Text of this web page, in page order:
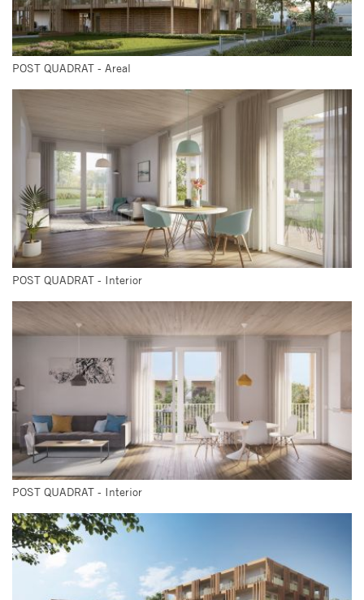
POST QUADRAT - Areal
POST QUADRAT - Interior
POST QUADRAT - Interior